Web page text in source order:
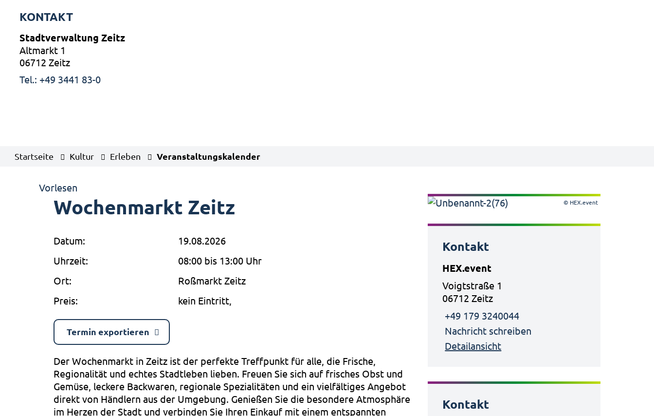
KONTAKT
Stadtverwaltung Zeitz
Altmarkt 1
06712 Zeitz
Tel.: +49 3441 83-0
Startseite Kultur Erleben Veranstaltungskalender
Vorlesen
Wochenmarkt Zeitz
Datum:
19.08.2026
Uhrzeit:
08:00 bis 13:00 Uhr
Ort:
Roßmarkt Zeitz
Preis:
kein Eintritt,
Termin exportieren
Der Wochenmarkt in Zeitz ist der perfekte Treffpunkt für alle, die Frische,
Regionalität und echtes Stadtleben lieben. Freuen Sie sich auf frisches Obst und
Gemüse, leckere Backwaren, regionale Spezialitäten und ein vielfältiges Angebot
direkt von Händlern aus der Umgebung. Genießen Sie die besondere Atmosphäre
im Herzen der Stadt und verbinden Sie Ihren Einkauf mit einem entspannten
© HEX.event
Kontakt
HEX.event
Voigtstraße 1
06712 Zeitz
+49 179 3240044
Nachricht schreiben
Detailansicht
Kontakt